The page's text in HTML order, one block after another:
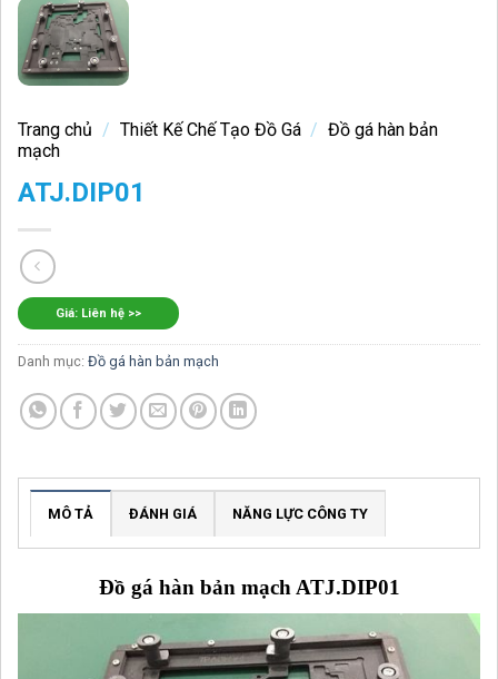
Trang chủ / Thiết Kế Chế Tạo Đồ Gá / Đồ gá hàn bản
mạch
ATJ.DIP01
Giá: Liên hệ >>
Danh mục: Đồ gá hàn bản mạch
MÔ TẢ ĐÁNH GIÁ NĂNG LỰC CÔNG TY
Đồ gá hàn bản mạch ATJ.DIP01